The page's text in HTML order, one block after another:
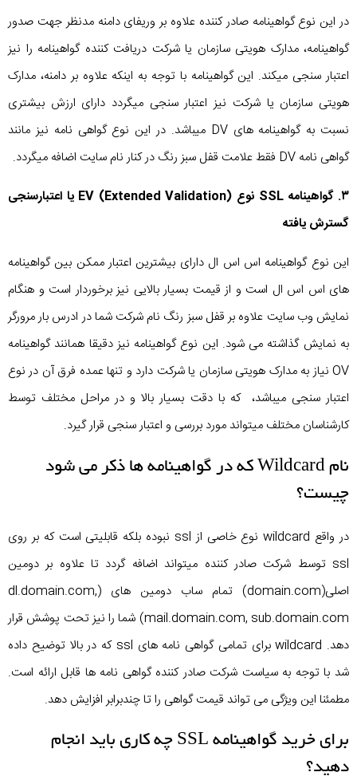
در این نوع گواهینامه صادر کننده علاوه بر وریفای دامنه مدنظر جهت صدور
گواهینامه، مدارک هویتی سازمان یا شرکت دریافت کننده گواهینامه را نیز
اعتبار سنجی میکند. این گواهینامه با توجه به اینکه علاوه بر دامنه، مدارک
هویتی سازمان یا شرکت نیز اعتبار سنجی میگردد دارای ارزش بیشتری
نسبت به گواهینامه های DV میباشد. در این نوع گواهی نامه نیز مانند
گواهی نامه DV فقط علامت قفل سبز رنگ در کنار نام سایت اضافه میگردد.
۳. گواهینامه SSL نوع (EV (Extended Validation یا اعتبارسنجی
گسترش یافته
این نوع گواهینامه اس اس ال دارای بیشترین اعتبار ممکن بین گواهینامه
های اس اس ال است و از قیمت بسیار بالایی نیز برخوردار است و هنگام
نمایش وب سایت علاوه بر قفل سبز رنگ نام شرکت شما در ادرس بار مرورگر
به نمایش گذاشته می شود. این نوع گواهینامه نیز دقیقا همانند گواهینامه
OV نیاز به مدارک هویتی سازمان یا شرکت دارد و تنها عمده فرق آن در نوع
اعتبار سنجی میباشد، که با دقت بسیار بالا و در مراحل مختلف توسط
کارشناسان مختلف میتواند مورد بررسی و اعتبار سنجی قرار گیرد.
نام Wildcard که در گواهینامه ها ذکر می شود
چیست؟
در واقع wildcard نوع خاصی از ssl نبوده بلکه قابلیتی است که بر روی
ssl توسط شرکت صادر کننده میتواند اضافه گردد تا علاوه بر دومین
اصلی(domain.com) تمام ساب دومین های (dl.domain.com,
mail.domain.com, sub.domain.com) شما را نیز تحت پوشش قرار
دهد. wildcard برای تمامی گواهی نامه های ssl که در بالا توضیح داده
شد با توجه به سیاست شرکت صادر کننده گواهی نامه ها قابل ارائه است.
مطمئنا این ویژگی می تواند قیمت گواهی را تا چندبرابر افزایش دهد.
برای خرید گواهینامه SSL چه کاری باید انجام
دهید؟